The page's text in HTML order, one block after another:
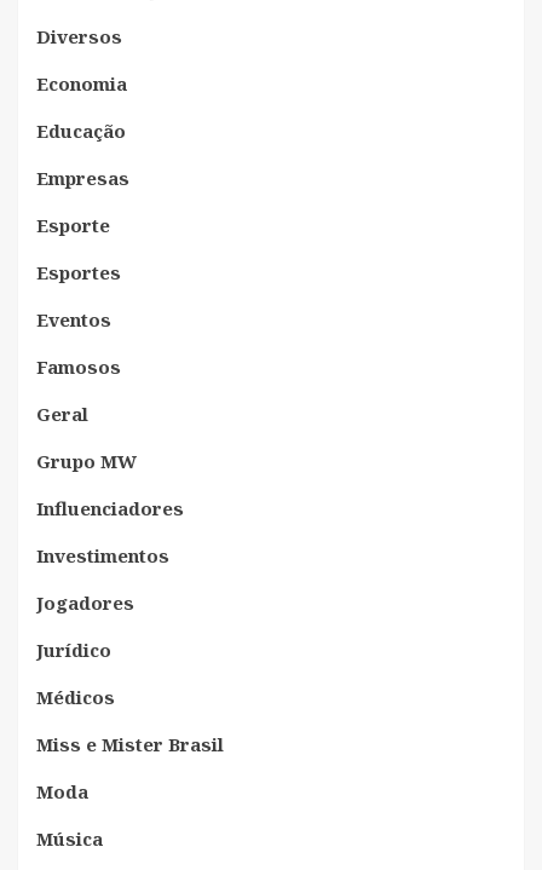
Diversos
Economia
Educação
Empresas
Esporte
Esportes
Eventos
Famosos
Geral
Grupo MW
Influenciadores
Investimentos
Jogadores
Jurídico
Médicos
Miss e Mister Brasil
Moda
Música